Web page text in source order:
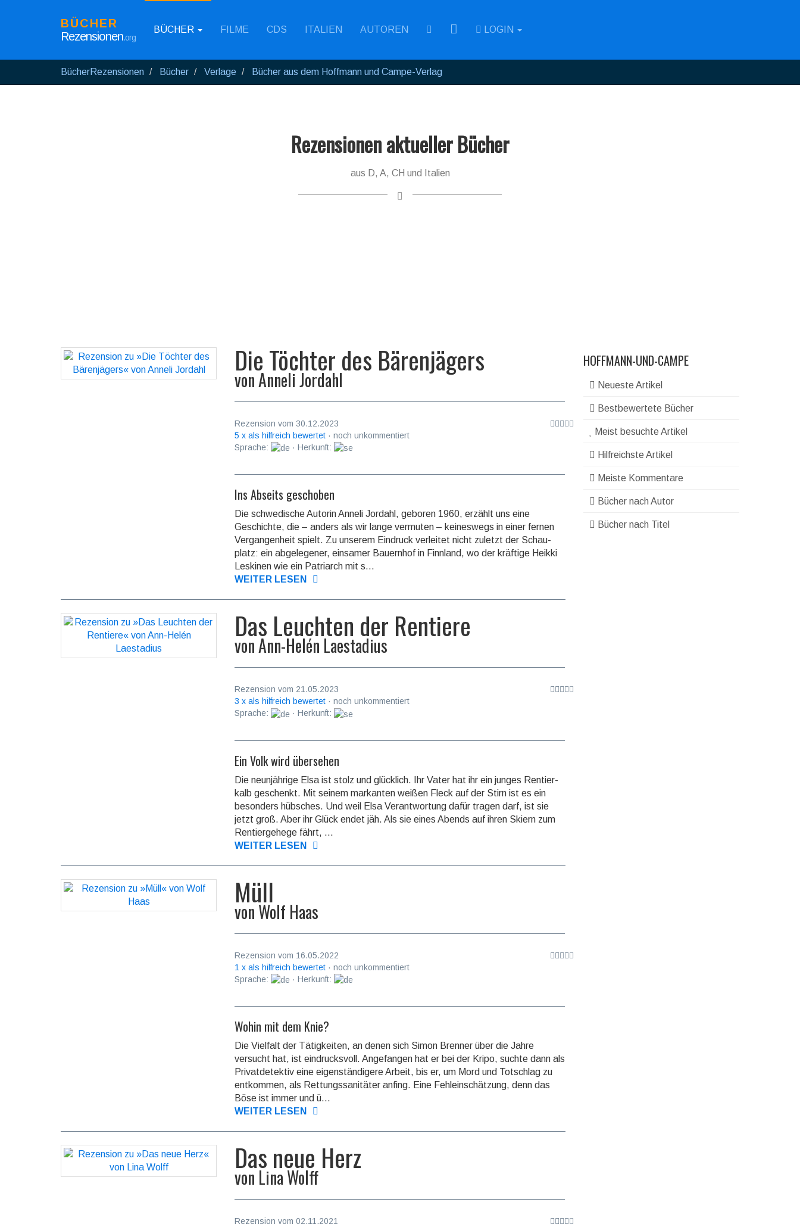
BÜCHER
Rezensionen.org
BÜCHER FILME CDS ITALIEN AUTOREN RSS LOGIN
BücherRezensionen Bücher Verlage Bücher aus dem Hoffmann und Campe-Verlag
Rezensionen aktueller Bücher
aus D, A, CH und Italien
HOFFMANN-UND-CAMPE
Neueste Artikel
Bestbewertete Bücher
Meist besuchte Artikel
Hilfreichste Artikel
Meiste Kommentare
Bücher nach Autor
Bücher nach Titel
Die Töchter des Bärenjägers
vonAnneli Jordahl
Rezension vom 30.12.2023
5 x als hilfreich bewertet · noch unkommentiert
Sprache:
· Herkunft:
Ins Abseits geschoben
Die schwedische Autorin Anneli Jordahl, geboren 1960, erzählt uns eine
Geschichte, die – anders als wir lange vermuten – keines­wegs in einer fernen
Ver­gangen­heit spielt. Zu unserem Eindruck verleitet nicht zuletzt der Schau­
platz: ein abgele­gener, einsamer Bauernhof in Finnland, wo der kräftige Heikki
Leskinen wie ein Patriarch mit s...
WEITER LESEN
Das Leuchten der Rentiere
vonAnn-Helén Laestadius
Rezension vom 21.05.2023
3 x als hilfreich bewertet · noch unkommentiert
Sprache:
· Herkunft:
Ein Volk wird übersehen
Die neunjährige Elsa ist stolz und glücklich. Ihr Vater hat ihr ein junges Rentier­
kalb geschenkt. Mit seinem markanten weißen Fleck auf der Stirn ist es ein
besonders hübsches. Und weil Elsa Verant­wor­tung dafür tragen darf, ist sie
jetzt groß. Aber ihr Glück endet jäh. Als sie eines Abends auf ihren Skiern zum
Rentier­gehege fährt, ...
WEITER LESEN
Müll
vonWolf Haas
Rezension vom 16.05.2022
1 x als hilfreich bewertet · noch unkommentiert
Sprache:
· Herkunft:
Wohin mit dem Knie?
Die Vielfalt der Tätigkeiten, an denen sich Simon Brenner über die Jahre
versucht hat, ist eindrucks­voll. Ange­fangen hat er bei der Kripo, suchte dann als
Privat­detektiv eine eigen­ständi­gere Arbeit, bis er, um Mord und Totschlag zu
entkommen, als Rettungs­sanitä­ter anfing. Eine Fehl­einschät­zung, denn das
Böse ist immer und ü...
WEITER LESEN
Das neue Herz
von Lina Wolff
Rezension vom 02.11.2021